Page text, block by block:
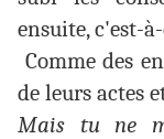
ensuite, c'est-
Comme des
de leurs actes
Mais tu ne